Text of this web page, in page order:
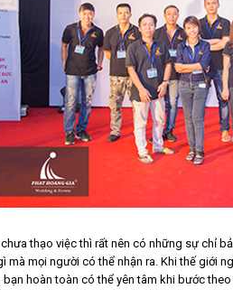
thạo việc thì rất nên có những sự chỉ
mà mọi người có thể nhận ra. Khi thế giới
bạn hoàn toàn có thể yên tâm khi bước